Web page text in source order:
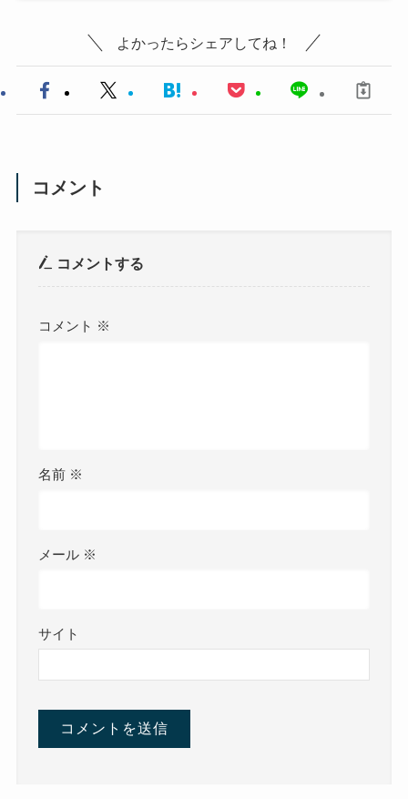
よかったらシェアしてね！
コメント
コメントする
コメント ※
名前 ※
メール ※
サイト